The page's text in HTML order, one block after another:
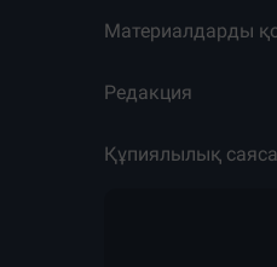
Материалдарды
Редакция
Құпиялылық